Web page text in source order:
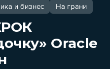
и бизнес На грани
Oracle